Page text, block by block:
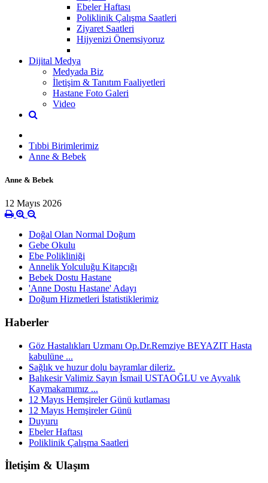
Ebeler Haftası
Poliklinik Çalışma Saatleri
Ziyaret Saatleri
Hijyenizi Önemsiyoruz
Dijital Medya
Medyada Biz
İletişim & Tanıtım Faaliyetleri
Hastane Foto Galeri
Video
Tıbbi Birimlerimiz
Anne & Bebek
Anne & Bebek
12 Mayıs 2026
Doğal Olan Normal Doğum
Gebe Okulu
Ebe Polikliniği
Annelik Yolculuğu Kitapcığı
Bebek Dostu Hastane
'Anne Dostu Hastane' Adayı
Doğum Hizmetleri İstatistiklerimiz
Haberler
Göz Hastalıkları Uzmanı Op.Dr.Remziye BEYAZIT Hasta
kabulüne ...
Sağlık ve huzur dolu bayramlar dileriz.
Balıkesir Valimiz Sayın İsmail USTAOĞLU ve Ayvalık
Kaymakamımız ...
12 Mayıs Hemşireler Günü kutlaması
12 Mayıs Hemşireler Günü
Duyuru
Ebeler Haftası
Poliklinik Çalışma Saatleri
İletişim & Ulaşım